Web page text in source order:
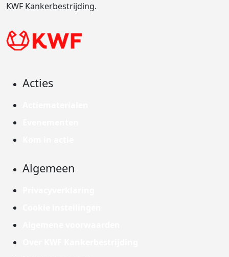
KWF Kankerbestrijding.
Acties
Algemeen